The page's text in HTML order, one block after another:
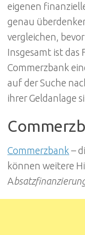
eigenen
genau
vergleichen,
Insgesamt ist das
Commerzbank
auf der Suche
ihrer Geldanlage
Commerzbank –
können weitere
A